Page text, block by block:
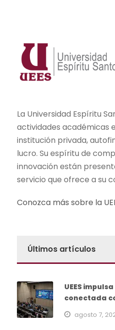
La Universidad Espíritu
actividades académicas
institución privada,
lucro. Su espíritu de
innovación están
servicio que ofrece a su
Conozca más sobre la
Últimos artículos
UEES
conectada
agosto 7,